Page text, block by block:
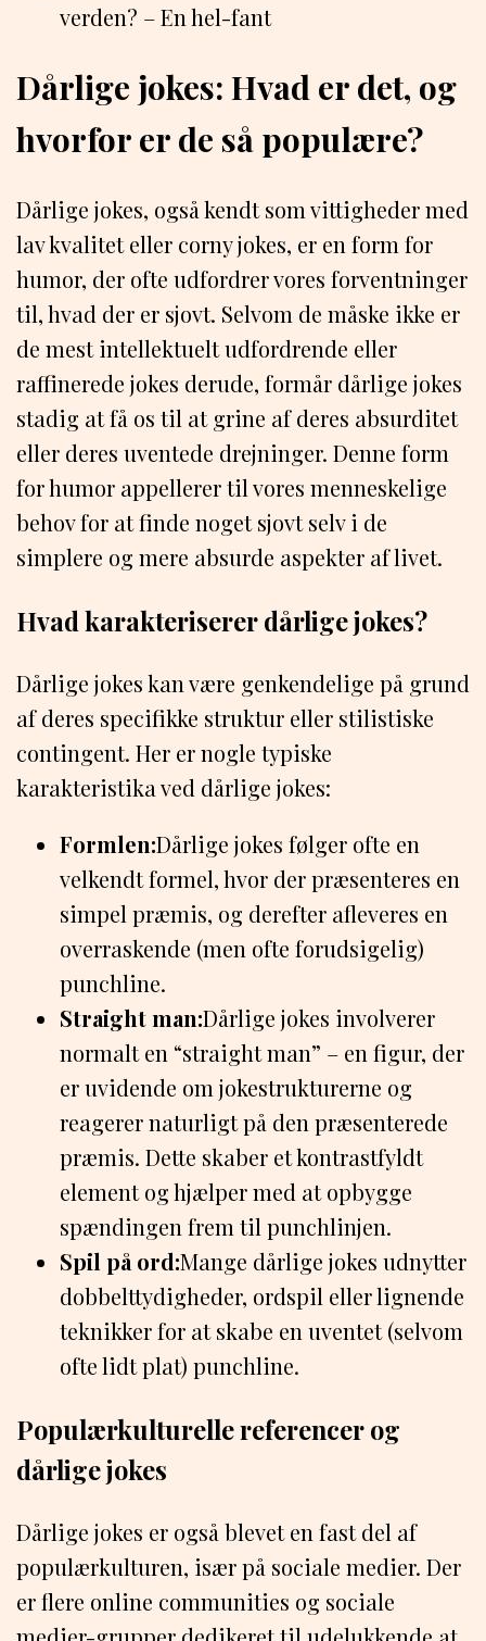
verden? – En hel-fant
Dårlige jokes: Hvad er det, og
hvorfor er de så populære?
Dårlige jokes, også kendt som vittigheder med
lav kvalitet eller corny jokes, er en form for
humor, der ofte udfordrer vores forventninger
til, hvad der er sjovt. Selvom de måske ikke er
de mest intellektuelt udfordrende eller
raffinerede jokes derude, formår dårlige jokes
stadig at få os til at grine af deres absurditet
eller deres uventede drejninger. Denne form
for humor appellerer til vores menneskelige
behov for at finde noget sjovt selv i de
simplere og mere absurde aspekter af livet.
Hvad karakteriserer dårlige jokes?
Dårlige jokes kan være genkendelige på grund
af deres specifikke struktur eller stilistiske
contingent. Her er nogle typiske
karakteristika ved dårlige jokes:
Formlen:Dårlige jokes følger ofte en
velkendt formel, hvor der præsenteres en
simpel præmis, og derefter afleveres en
overraskende (men ofte forudsigelig)
punchline.
Straight man:Dårlige jokes involverer
normalt en “straight man” – en figur, der
er uvidende om jokestrukturerne og
reagerer naturligt på den præsenterede
præmis. Dette skaber et kontrastfyldt
element og hjælper med at opbygge
spændingen frem til punchlinjen.
Spil på ord:Mange dårlige jokes udnytter
dobbelttydigheder, ordspil eller lignende
teknikker for at skabe en uventet (selvom
ofte lidt plat) punchline.
Populærkulturelle referencer og
dårlige jokes
Dårlige jokes er også blevet en fast del af
populærkulturen, især på sociale medier. Der
er flere online communities og sociale